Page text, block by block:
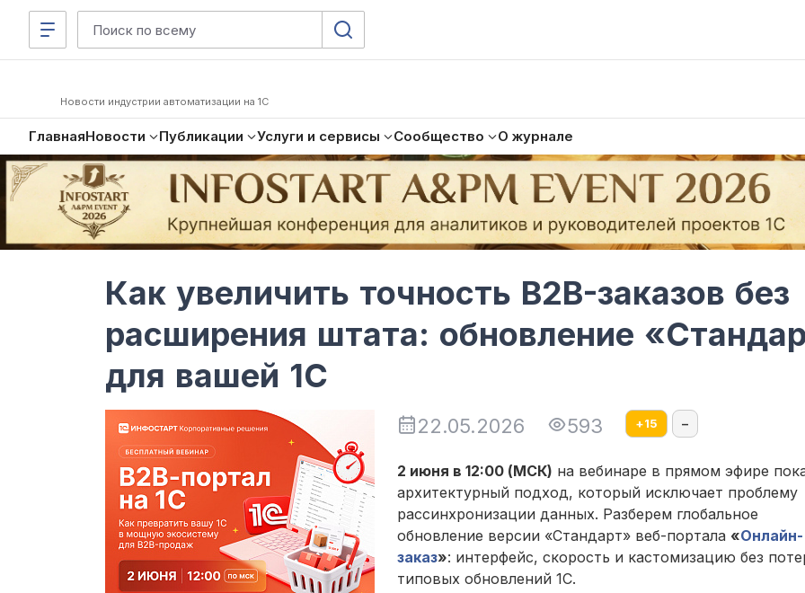
Новости индустрии автоматизации на 1С
ГлавнаяНовости Публикации Услуги и сервисы Сообщество О журнале
Как увеличить точность B2B-заказов без
расширения штата: обновление
для вашей 1С
22.05.2026 593 +15 –
2 июня в 12:00 (МСК) на вебинаре в прямом эфире
архитектурный подход, который исключает проблему
рассинхронизации данных. Разберем глобальное
обновление версии «Стандарт» веб-портала «Онлайн-
заказ»: интерфейс, скорость и кастомизацию без
типовых обновлений 1С.